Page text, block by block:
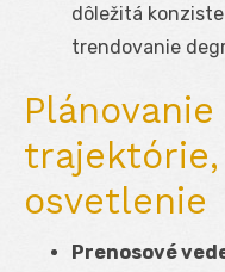
dôležitá
trendovanie
trajektórie,
osvetlenie
Prenosové